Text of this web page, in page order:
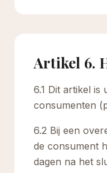
Artikel 6.
6.1 Dit artikel is
consumenten
6.2 Bij een
de consument
dagen na het